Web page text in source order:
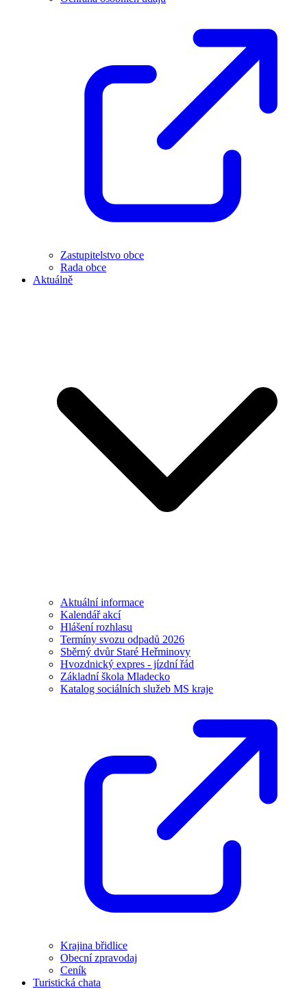
Zastupitelstvo obce
Rada obce
Aktuálně
Aktuální informace
Kalendář akcí
Hlášení rozhlasu
Termíny svozu odpadů 2026
Sběrný dvůr Staré Heřminovy
Hvozdnický expres - jízdní řád
Základní škola Mladecko
Katalog sociálních služeb MS kraje
Krajina břidlice
Obecní zpravodaj
Ceník
Turistická chata